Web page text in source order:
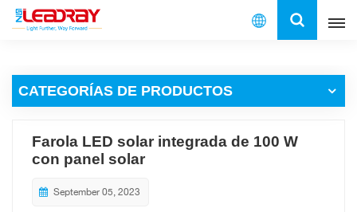
Español
français
CATEGORÍAS DE PRODUCTOS
Farola LED solar integrada de 100 W
con panel solar
September 05, 2023